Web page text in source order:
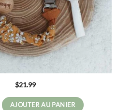
$21.99
AJOUTER AU PANIER